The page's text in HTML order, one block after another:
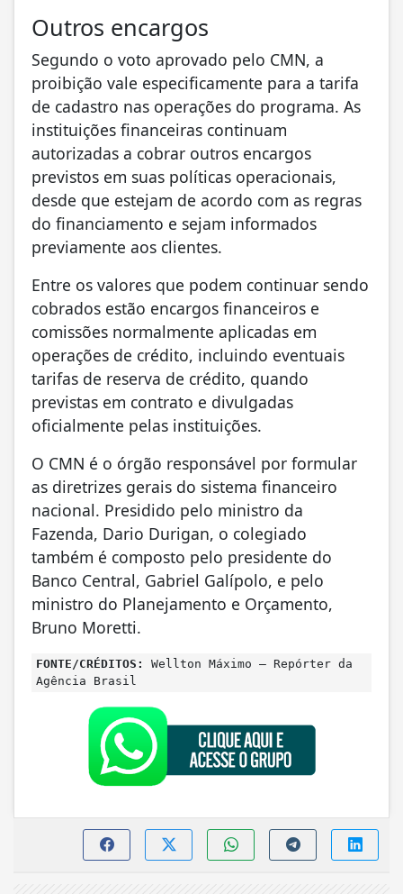
Outros encargos
Segundo o voto aprovado pelo CMN, a
proibição vale especificamente para a tarifa
de cadastro nas operações do programa. As
instituições financeiras continuam
autorizadas a cobrar outros encargos
previstos em suas políticas operacionais,
desde que estejam de acordo com as regras
do financiamento e sejam informados
previamente aos clientes.
Entre os valores que podem continuar sendo
cobrados estão encargos financeiros e
comissões normalmente aplicadas em
operações de crédito, incluindo eventuais
tarifas de reserva de crédito, quando
previstas em contrato e divulgadas
oficialmente pelas instituições.
O CMN é o órgão responsável por formular
as diretrizes gerais do sistema financeiro
nacional. Presidido pelo ministro da
Fazenda, Dario Durigan, o colegiado
também é composto pelo presidente do
Banco Central, Gabriel Galípolo, e pelo
ministro do Planejamento e Orçamento,
Bruno Moretti.
FONTE/CRÉDITOS:
Wellton Máximo – Repórter da
Agência Brasil